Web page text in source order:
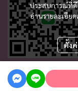
ประสบการณ์ที่ดี
อ่านรายละเอียด
ตั้ง
Copyright since 2025 |
Rights